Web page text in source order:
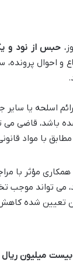
حبس از نود و
احوال پرونده،
اسلحه یا سایر
باشد، قاضی
با مواد
مؤثر با
می تواند موجب
تعیین شده
بیست میلیون ریال